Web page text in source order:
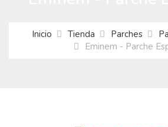
Inicio Tienda Parches
Eminem - Parche